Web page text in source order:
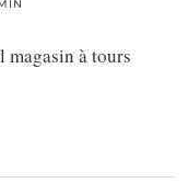
magasin à tours